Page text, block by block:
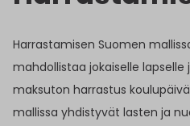
Harrastamisen Suomen
mahdollistaa jokaiselle lapselle
maksuton harrastus
mallissa yhdistyvät lasten ja